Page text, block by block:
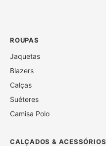
ROUPAS
Jaquetas
Blazers
Calças
Suéteres
Camisa Polo
CALÇADOS & ACESSÓRIOS